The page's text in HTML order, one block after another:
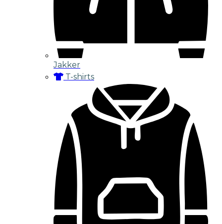
Jakker
T-shirts